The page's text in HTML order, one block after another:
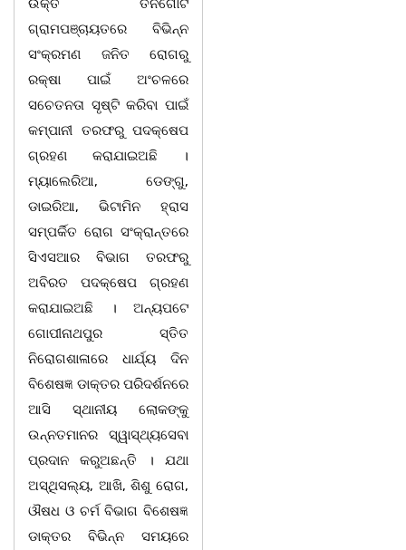
ଉକ୍ତ ତିନିଗୋଟି
ଗ୍ରାମପଞ୍ଚାୟତରେ ବିଭିନ୍ନ
ସଂକ୍ରମଣ ଜନିତ ରୋଗରୁ
ରକ୍ଷା ପାଇଁ ଅଂଚଳରେ
ସଚେତନତା ସୃଷ୍ଟି କରିବା ପାଇଁ
କମ୍ପାନୀ ତରଫରୁ ପଦକ୍ଷେପ
ଗ୍ରହଣ କରାଯାଇଅଛି ।
ମ୍ୟାଲେରିଆ, ଡେଙ୍ଗୁ,
ଡାଇରିଆ, ଭିଟାମିନ ହ୍ରାସ
ସମ୍ପର୍କିତ ରୋଗ ସଂକ୍ରାନ୍ତରେ
ସିଏସଆର ବିଭାଗ ତରଫରୁ
ଅବିରତ ପଦକ୍ଷେପ ଗ୍ରହଣ
କରାଯାଇଅଛି । ଅନ୍ୟପଟେ
ଗୋପୀନାଥପୁର ସ୍ତିତ
ନିରୋଗଶାଳାରେ ଧାର୍ଯ୍ୟ ଦିନ
ବିଶେଷଜ୍ଞ ଡାକ୍ତର ପରିଦର୍ଶନରେ
ଆସି ସ୍ଥାନୀୟ ଲୋକଙ୍କୁ
ଉନ୍ନତମାନର ସ୍ୱାସ୍ଥ୍ୟସେବା
ପ୍ରଦାନ କରୁଅଛନ୍ତି । ଯଥା
ଅସ୍ଥିସଲ୍ୟ, ଆଖି, ଶିଶୁ ରୋଗ,
ଔଷଧ ଓ ଚର୍ମ ବିଭାଗ ବିଶେଷଜ୍ଞ
ଡାକ୍ତର ବିଭିନ୍ନ ସମୟରେ